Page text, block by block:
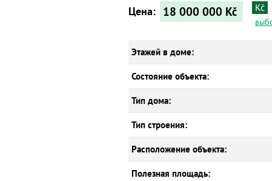
Цена: 18 000 000 Kč Kč
Этажей в доме:
Состояние объекта:
Тип дома:
Тип строения:
Расположение объекта:
Полезная площадь: